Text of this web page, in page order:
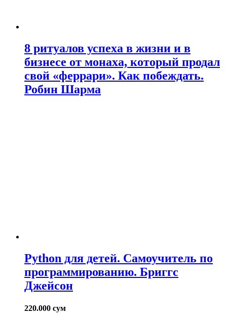
8 ритуалов успеха в жизни и в
бизнесе от монаха, который продал
свой «феррари». Как побеждать.
Робин Шарма
Python для детей. Самоучитель по
программированию. Бриггс
Джейсон
220.000 сум